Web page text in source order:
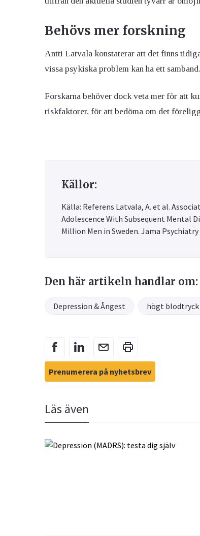
Behövs mer forskning
Antti Latvala konstaterar att det finns
vissa psykiska problem kan ha ett samband.
Forskarna behöver dock veta mer för att
riskfaktorer, för att bedöma om det
Källor:
Källa: Referens Latvala, A. et al.
Adolescence With Subsequent Mental
Million Men in Sweden. Jama
Den här artikeln handlar om:
Depression & Ångest högt blodtryck
Prenumerera på nyhetsbrev
Läs även